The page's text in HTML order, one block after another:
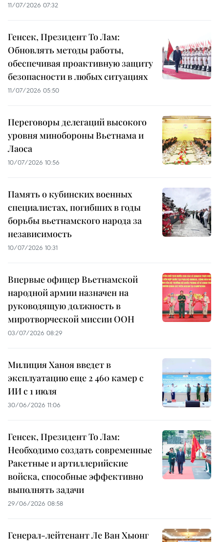
11/07/2026 07:32
Генсек, Президент То Лам:
Обновлять методы работы,
обеспечивая проактивную защиту
безопасности в любых ситуациях
11/07/2026 05:50
Переговоры делегаций высокого
уровня минобороны Вьетнама и
Лаоса
10/07/2026 10:56
Память о кубинских военных
специалистах, погибших в годы
борьбы вьетнамского народа за
независимость
10/07/2026 10:31
Впервые офицер Вьетнамской
народной армии назначен на
руководящую должность в
миротворческой миссии ООН
03/07/2026 08:29
Милиция Ханоя введет в
эксплуатацию еще 2 460 камер с
ИИ с 1 июля
30/06/2026 11:06
Генсек, Президент То Лам:
Необходимо создать современные
Ракетные и артиллерийские
войска, способные эффективно
выполнять задачи
29/06/2026 08:58
Генерал-лейтенант Ле Ван Хыонг